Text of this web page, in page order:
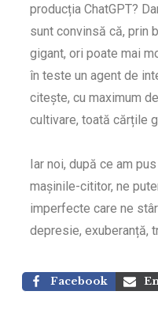
producția ChatGPT?
sunt convinsă că, prin
gigant, ori poate mai
în teste un agent de
citește, cu maximum
cultivare, toată cărțile
Iar noi, după ce am
mașinile-cititor, ne
imperfecte care ne
depresie, exuberanță,
Facebook